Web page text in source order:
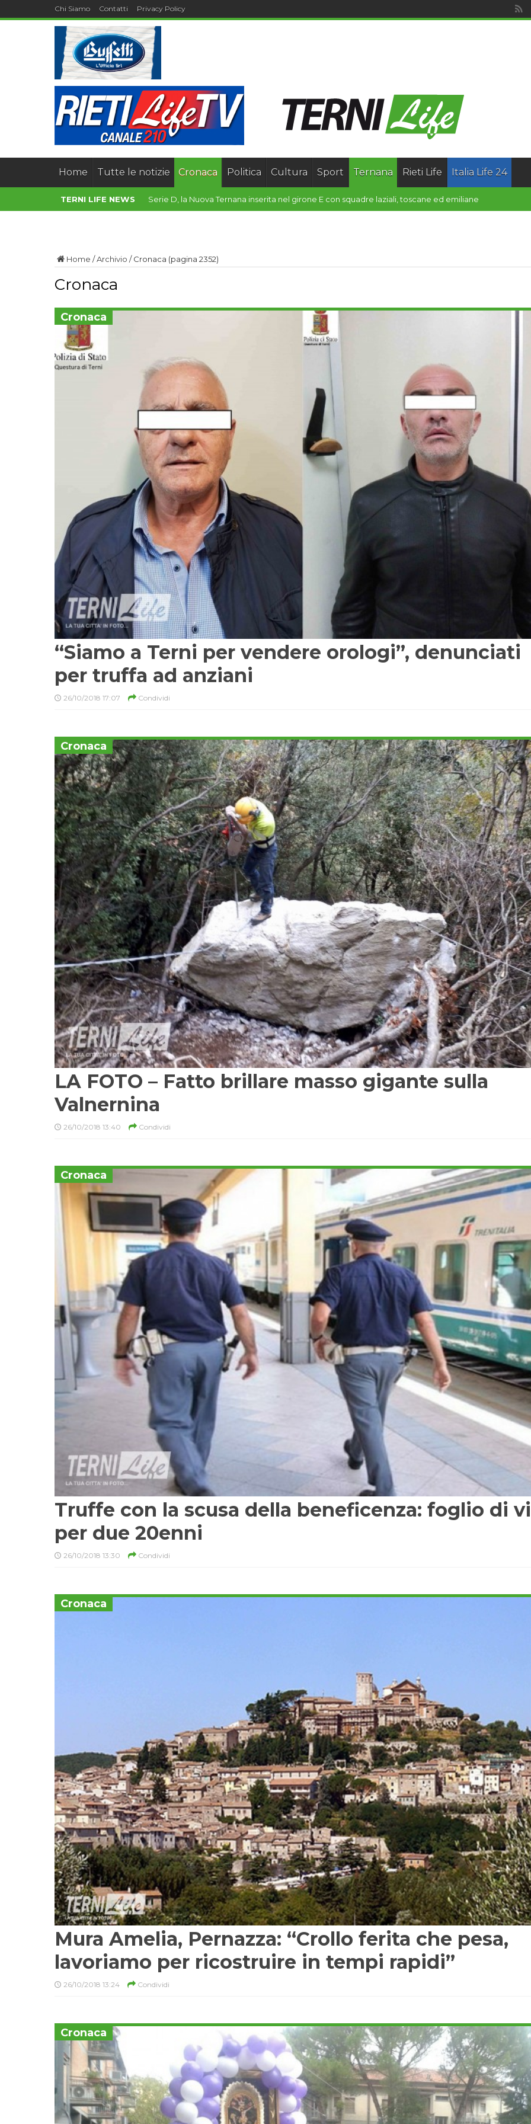
Chi Siamo Contatti Privacy Policy
Home Tutte le notizie Cronaca Politica Cultura Sport Ternana Rieti Life Italia Life 24
TERNI LIFE NEWS Confindustria Umbria, Sezione Media Valle del Tevere: Federica
Home /Archivio /Cronaca (pagina 2352)
Cronaca
Cronaca
“Siamo a Terni per vendere orologi”, denunciati
per truffa ad anziani
26/10/2018 17:07 Condividi
Cronaca
LA FOTO – Fatto brillare masso gigante sulla
Valnernina
26/10/2018 13:40 Condividi
Cronaca
Truffe con la scusa della beneficenza: foglio di
per due 20enni
26/10/2018 13:30 Condividi
Cronaca
Mura Amelia, Pernazza: “Crollo ferita che pesa,
lavoriamo per ricostruire in tempi rapidi”
26/10/2018 13:24 Condividi
Cronaca